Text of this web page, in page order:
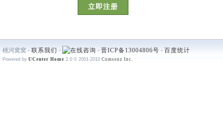
立即注册
桃河窝窝 - 联系我们 - - 晋ICP备13004806号 - 百度统计
Powered by UCenter Home 2.0 © 2001-2010 Comsenz Inc.